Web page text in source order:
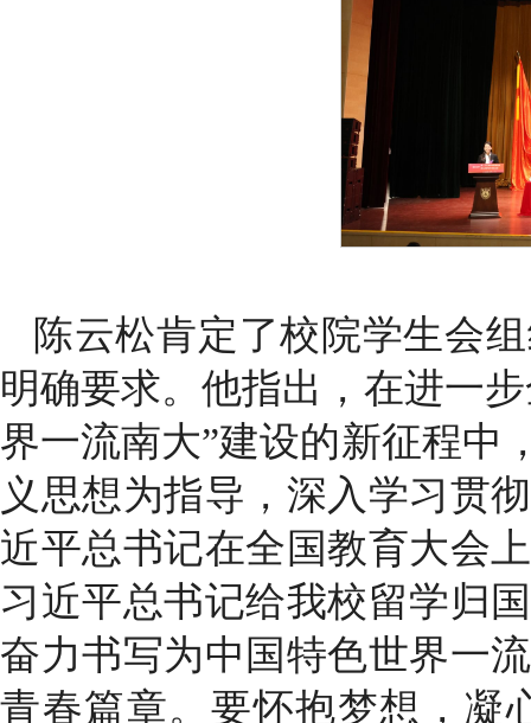
陈云松肯定了校院学生会
明确要求。他指出，在进一
界一流南大”建设的新征程中
义思想为指导，深入学习贯
近平总书记在全国教育大会
习近平总书记给我校留学归
奋力书写为中国特色世界一
青春篇章。要怀抱梦想，凝